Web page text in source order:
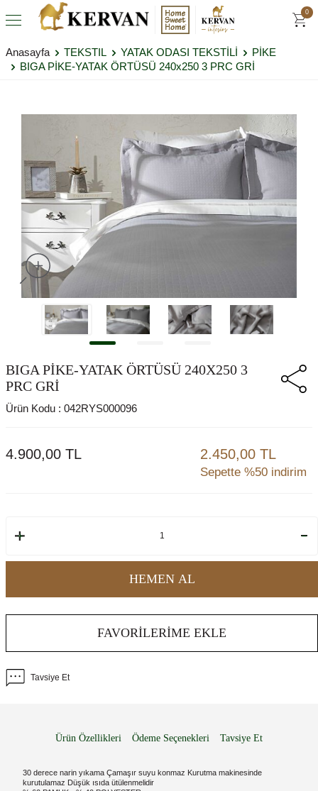
0
Anasayfa TEKSTIL YATAK ODASI TEKSTİLİ
PİKE
BIGA PİKE-YATAK ÖRTÜSÜ 240x250 3 PRC GRİ
BIGA PİKE-YATAK ÖRTÜSÜ 240X250 3
PRC GRİ
Ürün Kodu : 042RYS000096
4.900,00 TL 2.450,00 TL
Sepette %50 indirim
HEMEN AL
FAVORILERIME EKLE
Tavsiye Et
Ürün Özellikleri Ödeme Seçenekleri Tavsiye Et
30 derece narin yıkama Çamaşır suyu konmaz Kurutma makinesinde
kurutulamaz Düşük ısıda ütülenmelidir